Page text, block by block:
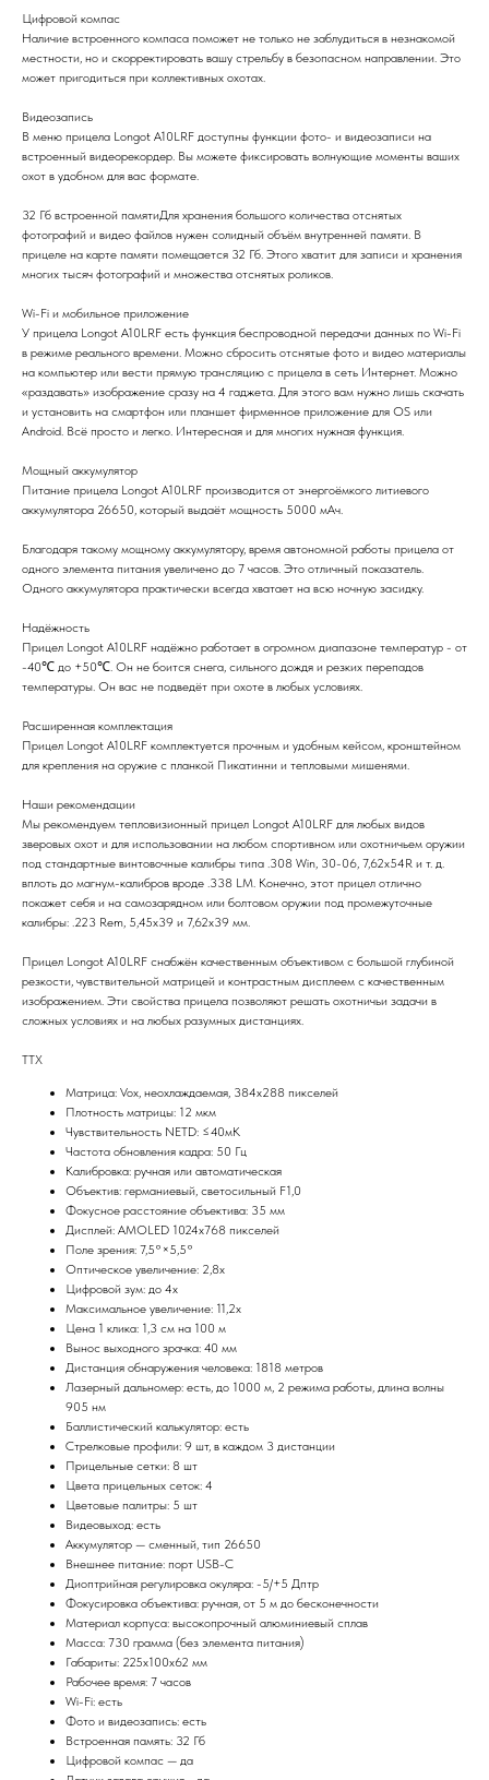
Цифровой компас
Наличие встроенного компаса поможет не только не заблудиться в незнакомой
местности, но и скорректировать вашу стрельбу в безопасном направлении. Это
может пригодиться при коллективных охотах.
Видеозапись
В меню прицела Longot A10LRF доступны функции фото- и видеозаписи на
встроенный видеорекордер. Вы можете фиксировать волнующие моменты ваших
охот в удобном для вас формате.
32 Гб встроенной памятиДля хранения большого количества отснятых
фотографий и видео файлов нужен солидный объём внутренней памяти. В
прицеле на карте памяти помещается 32 Гб. Этого хватит для записи и хранения
многих тысяч фотографий и множества отснятых роликов.
Wi-Fi и мобильное приложение
У прицела Longot A10LRF есть функция беспроводной передачи данных по Wi-Fi
в режиме реального времени. Можно сбросить отснятые фото и видео материалы
на компьютер или вести прямую трансляцию с прицела в сеть Интернет. Можно
«раздавать» изображение сразу на 4 гаджета. Для этого вам нужно лишь скачать
и установить на смартфон или планшет фирменное приложение для OS или
Android. Всё просто и легко. Интересная и для многих нужная функция.
Мощный аккумулятор
Питание прицела Longot A10LRF производится от энергоёмкого литиевого
аккумулятора 26650, который выдаёт мощность 5000 мАч.
Благодаря такому мощному аккумулятору, время автономной работы прицела от
одного элемента питания увеличено до 7 часов. Это отличный показатель.
Одного аккумулятора практически всегда хватает на всю ночную засидку.
Надёжность
Прицел Longot A10LRF надёжно работает в огромном диапазоне температур - от
-40℃ до +50℃. Он не боится снега, сильного дождя и резких перепадов
температуры. Он вас не подведёт при охоте в любых условиях.
Расширенная комплектация
Прицел Longot A10LRF комплектуется прочным и удобным кейсом, кронштейном
для крепления на оружие с планкой Пикатинни и тепловыми мишенями.
Наши рекомендации
Мы рекомендуем тепловизионный прицел Longot A10LRF для любых видов
зверовых охот и для использовании на любом спортивном или охотничьем оружии
под стандартные винтовочные калибры типа .308 Win, 30-06, 7,62х54R и т. д.
вплоть до магнум-калибров вроде .338 LM. Конечно, этот прицел отлично
покажет себя и на самозарядном или болтовом оружии под промежуточные
калибры: .223 Rem, 5,45х39 и 7,62х39 мм.
Прицел Longot A10LRF снабжён качественным объективом с большой глубиной
резкости, чувствительной матрицей и контрастным дисплеем с качественным
изображением. Эти свойства прицела позволяют решать охотничьи задачи в
сложных условиях и на любых разумных дистанциях.
ТТХ
Матрица: Vox, неохлаждаемая, 384х288 пикселей
Плотность матрицы: 12 мкм
Чувствительность NETD: ≤40мК
Частота обновления кадра: 50 Гц
Калибровка: ручная или автоматическая
Объектив: германиевый, светосильный F1,0
Фокусное расстояние объектива: 35 мм
Дисплей: АМOLED 1024х768 пикселей
Поле зрения: 7,5°×5,5°
Оптическое увеличение: 2,8x
Цифровой зум: до 4x
Максимальное увеличение: 11,2х
Цена 1 клика: 1,3 см на 100 м
Вынос выходного зрачка: 40 мм
Дистанция обнаружения человека: 1818 метров
Лазерный дальномер: есть, до 1000 м, 2 режима работы, длина волны
905 нм
Баллистический калькулятор: есть
Стрелковые профили: 9 шт, в каждом 3 дистанции
Прицельные сетки: 8 шт
Цвета прицельных сеток: 4
Цветовые палитры: 5 шт
Видеовыход: есть
Аккумулятор — сменный, тип 26650
Внешнее питание: порт USB-C
Диоптрийная регулировка окуляра: -5/+5 Дптр
Фокусировка объектива: ручная, от 5 м до бесконечности
Материал корпуса: высокопрочный алюминиевый сплав
Масса: 730 грамма (без элемента питания)
Габариты: 225х100х62 мм
Рабочее время: 7 часов
Wi-Fi: есть
Фото и видеозапись: есть
Встроенная память: 32 Гб
Цифровой компас — да